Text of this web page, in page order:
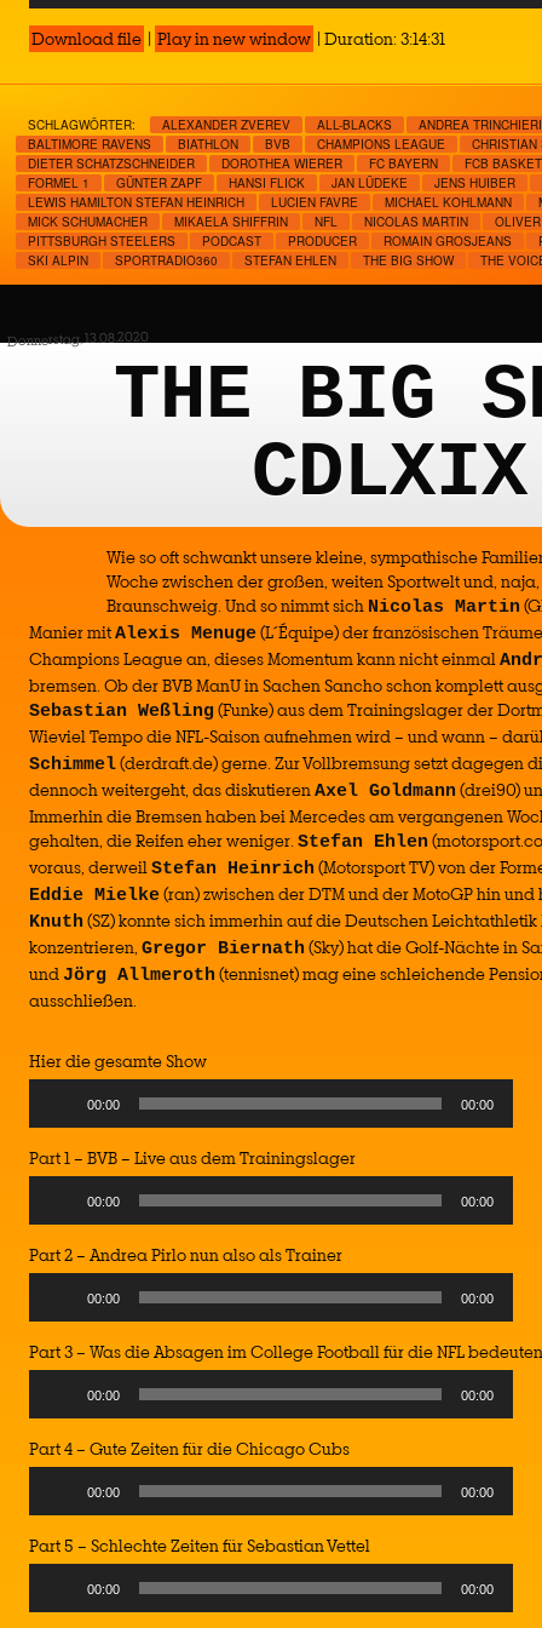
Download file | Play in new window | Duration: 3:14:31
SCHLAGWÖRTER: ALEXANDER ZVEREV ALL-BLACKS
ANDREA TRINCHIERI
BALTIMORE RAVENS
BIATHLON BVB CHAMPIONS LEAGUE
CHRISTIAN
DIETER SCHATZSCHNEIDER
DOROTHEA WIERER FC BAYERN
FCB
FORMEL 1
GÜNTER ZAPF HANSI FLICK JAN LÜDEKE
JENS HUIBER
LEWIS HAMILTON STEFAN HEINRICH
LUCIEN FAVRE MICHAEL KOHLMANN
MICK SCHUMACHER
MIKAELA SHIFFRIN NFL NICOLAS MARTIN
OLIVER
PITTSBURGH STEELERS
PODCAST PRODUCER ROMAIN GROSJEANS
SKI ALPIN
SPORTRADIO360 STEFAN EHLEN THE BIG SHOW THE
Donnerstag, 13.08.2020
THE BIG
CDLXIX
Wie so oft schwankt unsere kleine, sympathische
Woche zwischen der großen, weiten Sportwelt und,
Braunschweig. Und so nimmt sich Nicolas Martin
Manier mitAlexis Menuge(L´Équipe) der französischen
Champions League an, dieses Momentum kann nicht einmal
bremsen. Ob der BVB ManU in Sachen Sancho schon komplett
Sebastian Weßling(Funke) aus dem Trainingslager der
Wieviel Tempo die NFL-Saison aufnehmen wird – und wann –
Schimmel(derdraft.de) gerne. Zur Vollbremsung setzt dagegen
dennoch weitergeht, das diskutierenAxel Goldmann (drei90)
Immerhin die Bremsen haben bei Mercedes am vergangenen
gehalten, die Reifen eher weniger.Stefan Ehlen
voraus, derweilStefan Heinrich (Motorsport TV) von der
Eddie Mielke(ran) zwischen der DTM und der MotoGP hin
Knuth (SZ) konnte sich immerhin auf die Deutschen
konzentrieren, Gregor Biernath (Sky) hat die Golf-Nächte in
undJörg Allmeroth (tennisnet) mag eine schleichende
ausschließen.
Hier die gesamte Show
Player
00:00 00:00
Part 1 – BVB – Live aus dem Trainingslager
Player
00:00 00:00
Part 2 – Andrea Pirlo nun also als Trainer
Player
00:00 00:00
Part 3 – Was die Absagen im College Football für die NFL bedeuten
Player
00:00 00:00
Part 4 – Gute Zeiten für die Chicago Cubs
Player
00:00 00:00
Part 5 – Schlechte Zeiten für Sebastian Vettel
Player
00:00 00:00